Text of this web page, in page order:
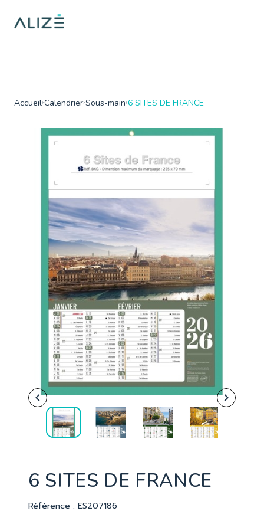
on line137
Accueil Calendrier Sous-main 6 SITES DE FRANCE
 
6 SITES DE FRANCE
Référence : ES207186